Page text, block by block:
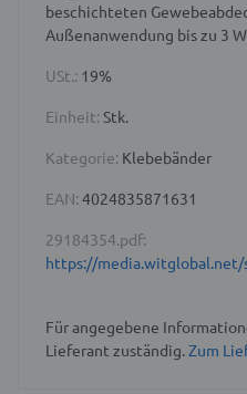
beschichteten
Außenanwendung bis zu 3
USt.: 19%
Einheit: Stk.
Kategorie: Klebebänder
EAN: 4024835871631
29184354.pdf:
https://media.witglobal.net/
Für angegebene
Lieferant zuständig.Zum